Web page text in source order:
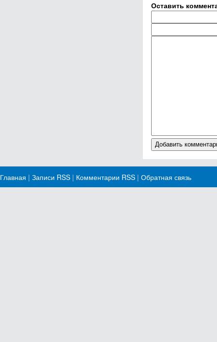
Оставить
Главная | Записи RSS | Комментарии RSS | Обратная связь